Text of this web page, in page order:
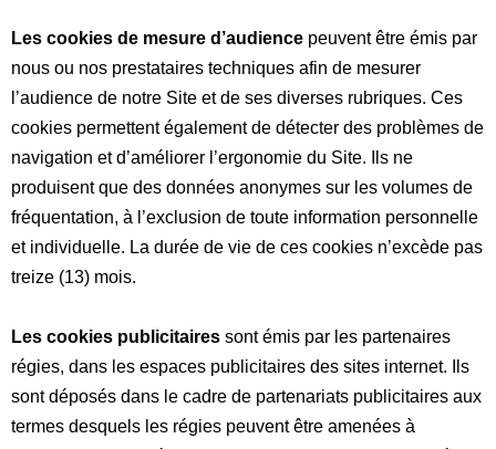
Les cookies de mesure d’audience peuvent être émis par
nous ou nos prestataires techniques afin de mesurer
l’audience de notre Site et de ses diverses rubriques. Ces
cookies permettent également de détecter des problèmes de
navigation et d’améliorer l’ergonomie du Site. Ils ne
produisent que des données anonymes sur les volumes de
fréquentation, à l’exclusion de toute information personnelle
et individuelle. La durée de vie de ces cookies n’excède pas
treize (13) mois.
Les cookies publicitaires sont émis par les partenaires
régies, dans les espaces publicitaires des sites internet. Ils
sont déposés dans le cadre de partenariats publicitaires aux
termes desquels les régies peuvent être amenées à